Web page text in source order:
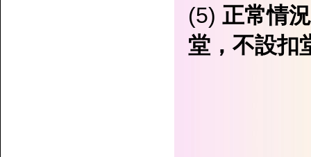
(5) 正常情
堂，不設扣